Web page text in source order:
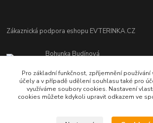
Zákaznická podpora eshopu EVTERINKA.CZ
Bohunka Budínová
(Po-Pá - 9:00-17:00hod, So 8:00-
obchod@evterinka.cz
Pro základní funkčnost, zpříjemnění používání
účely a v případě udělení souhlasu také pro
využíváme soubory cookies. Nastavení
cookies můžete kdykoli upravit odkazem ve